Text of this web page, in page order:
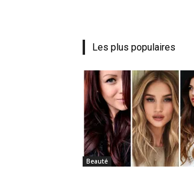
un
en
Les plus populaires
Beauté